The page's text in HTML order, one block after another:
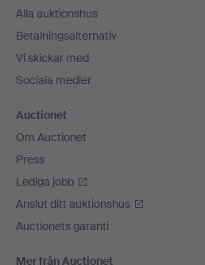
Alla auktionshus
Betalningsalternativ
Vi skickar med
Sociala medier
Auctionet
Om Auctionet
Press
Lediga jobb
Anslut ditt auktionshus
Auctionets garanti
Mer från Auctionet